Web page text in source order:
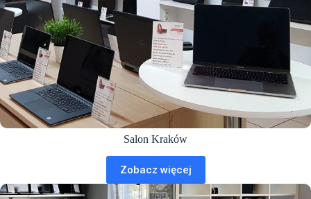
Salon Kraków
Zobacz więcej